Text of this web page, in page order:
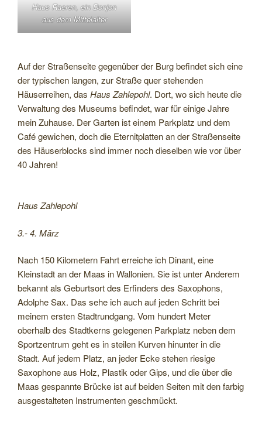
Haus Raeren, ein Donjon
aus dem Mittelalter
Auf der Straßenseite gegenüber der Burg befindet sich eine
der typischen langen, zur Straße quer stehenden
Häuserreihen, das Haus Zahlepohl. Dort, wo sich heute die
Verwaltung des Museums befindet, war für einige Jahre
mein Zuhause. Der Garten ist einem Parkplatz und dem
Café gewichen, doch die Eternitplatten an der Straßenseite
des Häuserblocks sind immer noch dieselben wie vor über
40 Jahren!
Haus Zahlepohl
3.- 4. März
Nach 150 Kilometern Fahrt erreiche ich Dinant, eine
Kleinstadt an der Maas in Wallonien. Sie ist unter Anderem
bekannt als Geburtsort des Erfinders des Saxophons,
Adolphe Sax. Das sehe ich auch auf jeden Schritt bei
meinem ersten Stadtrundgang. Vom hundert Meter
oberhalb des Stadtkerns gelegenen Parkplatz neben dem
Sportzentrum geht es in steilen Kurven hinunter in die
Stadt. Auf jedem Platz, an jeder Ecke stehen riesige
Saxophone aus Holz, Plastik oder Gips, und die über die
Maas gespannte Brücke ist auf beiden Seiten mit den farbig
ausgestalteten Instrumenten geschmückt.